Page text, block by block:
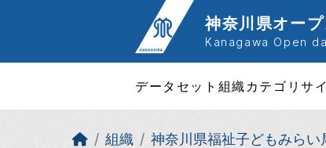
神奈川県オー
Kanagawa Open
データセット 組織 カテゴリサ
組織 神奈川県福祉子どもみらい